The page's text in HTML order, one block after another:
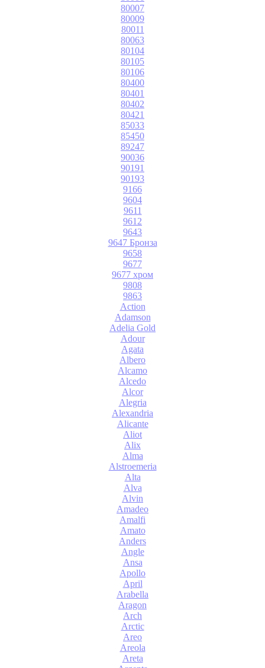
80007
80009
80011
80063
80104
80105
80106
80400
80401
80402
80421
85033
85450
89247
90036
90191
90193
9166
9604
9611
9612
9643
9647 Бронза
9658
9677
9677 хром
9808
9863
Action
Adamson
Adelia Gold
Adour
Agata
Albero
Alcamo
Alcedo
Alcor
Alegria
Alexandria
Alicante
Aliot
Alix
Alma
Alstroemeria
Alta
Alva
Alvin
Amadeo
Amalfi
Amato
Anders
Angle
Ansa
Apollo
April
Arabella
Aragon
Arch
Arctic
Areo
Areola
Areta